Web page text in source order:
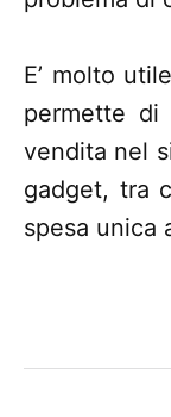
E’ molto
permette di
vendita nel
gadget, tra
spesa unica